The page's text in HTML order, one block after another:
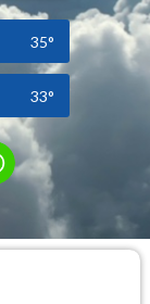
35°
33°